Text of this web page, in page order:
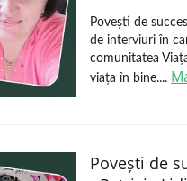
Povești de
de interviuri în
comunitatea
viața în bine....
Povești de